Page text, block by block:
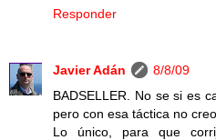
Responder
Javier Adán
8/8/09
BADSELLER. No se si es
pero con esa táctica no
Lo único, para que